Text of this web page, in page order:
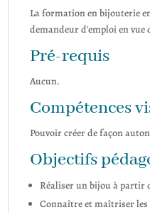
La formation en bijouterie
demandeur d'emploi en vue
Pré-requis
Aucun.
Compétences
Pouvoir créer de façon
Objectifs
Réaliser un bijou à partir
Connaître et maîtriser les